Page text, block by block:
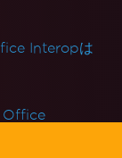
Interopは
Office